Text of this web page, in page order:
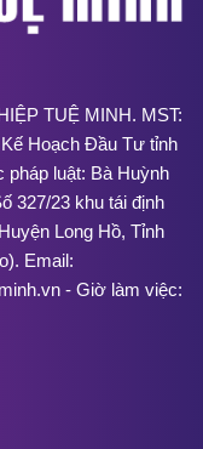
TUỆ MINH. MST:
Hoạch Đầu Tư tỉnh
luật: Bà Huỳnh
327/23 khu tái định
Long Hồ, Tỉnh
Email:
- Giờ làm việc: